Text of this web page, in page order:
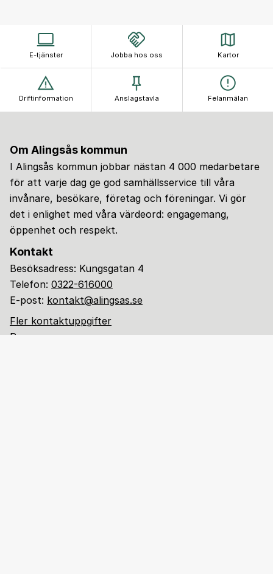
E-tjänster Jobba hos oss Kartor
Driftinformation Anslagstavla Felanmälan
Om Alingsås kommun
I Alingsås kommun jobbar nästan 4 000 medarbetare
för att varje dag ge god samhällsservice till våra
invånare, besökare, företag och föreningar. Vi gör
det i enlighet med våra värdeord: engagemang,
öppenhet och respekt.
Kontakt
Besöksadress: Kungsgatan 4
Telefon: 0322-616000
E-post: kontakt@alingsas.se
Fler kontaktuppgifter
Pressrum